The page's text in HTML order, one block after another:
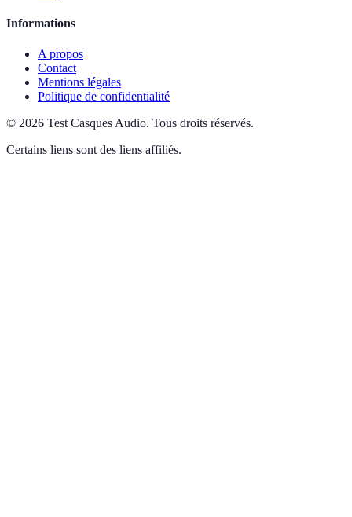
Informations
A propos
Contact
Mentions légales
Politique de confidentialité
© 2026 Test Casques Audio. Tous droits réservés.
Certains liens sont des liens affiliés.